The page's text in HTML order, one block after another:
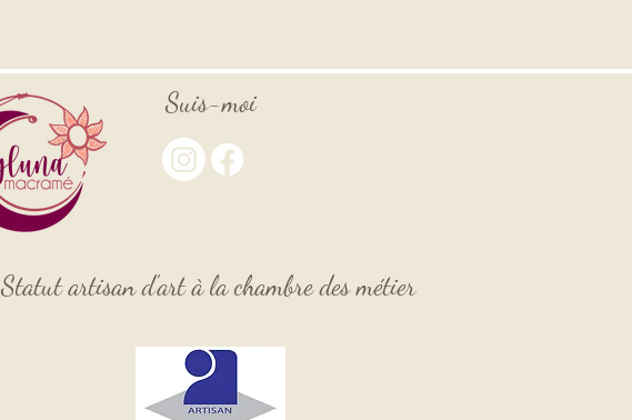
Suis-moi
Statut artisan d'art à la chambre desmétier